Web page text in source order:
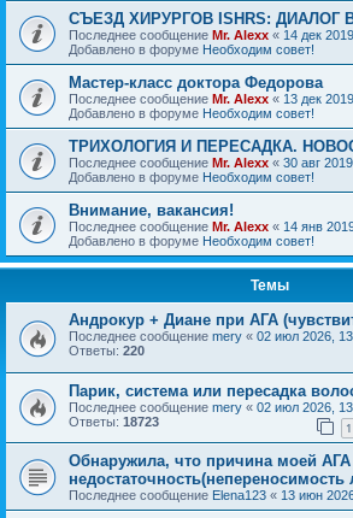
СЪЕЗД ХИРУРГОВ ISHRS: ДИАЛОГ
Последнее сообщение Mr. Alexx « 14 дек
Добавлено в форуме Необходим совет!
Мастер-класс доктора Федорова
Последнее сообщение Mr. Alexx « 13 дек
Добавлено в форуме Необходим совет!
ТРИХОЛОГИЯ И ПЕРЕСАДКА.
Последнее сообщение Mr. Alexx « 30 авг
Добавлено в форуме Необходим совет!
Внимание, вакансия!
Последнее сообщение Mr. Alexx « 14 янв
Добавлено в форуме Необходим совет!
Темы
Андрокур + Диане при АГА
Последнее сообщение mery « 02 июл 2026,
Ответы: 220
Парик, система или пересадка
Последнее сообщение mery « 02 июл 2026,
Ответы: 18723 1
Обнаружила, что причина моей АГА
недостаточность(непереносимость
Последнее сообщение Elena123 « 13 июн